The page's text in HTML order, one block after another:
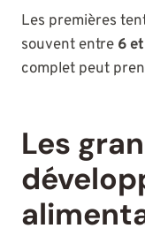
Les premières
souvent entre 6
complet peut
Les